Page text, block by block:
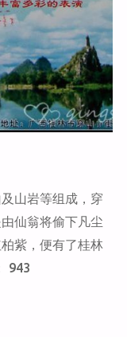
山岩等组成，穿
仙翁将偷下凡尘
紫，便有了桂林
943